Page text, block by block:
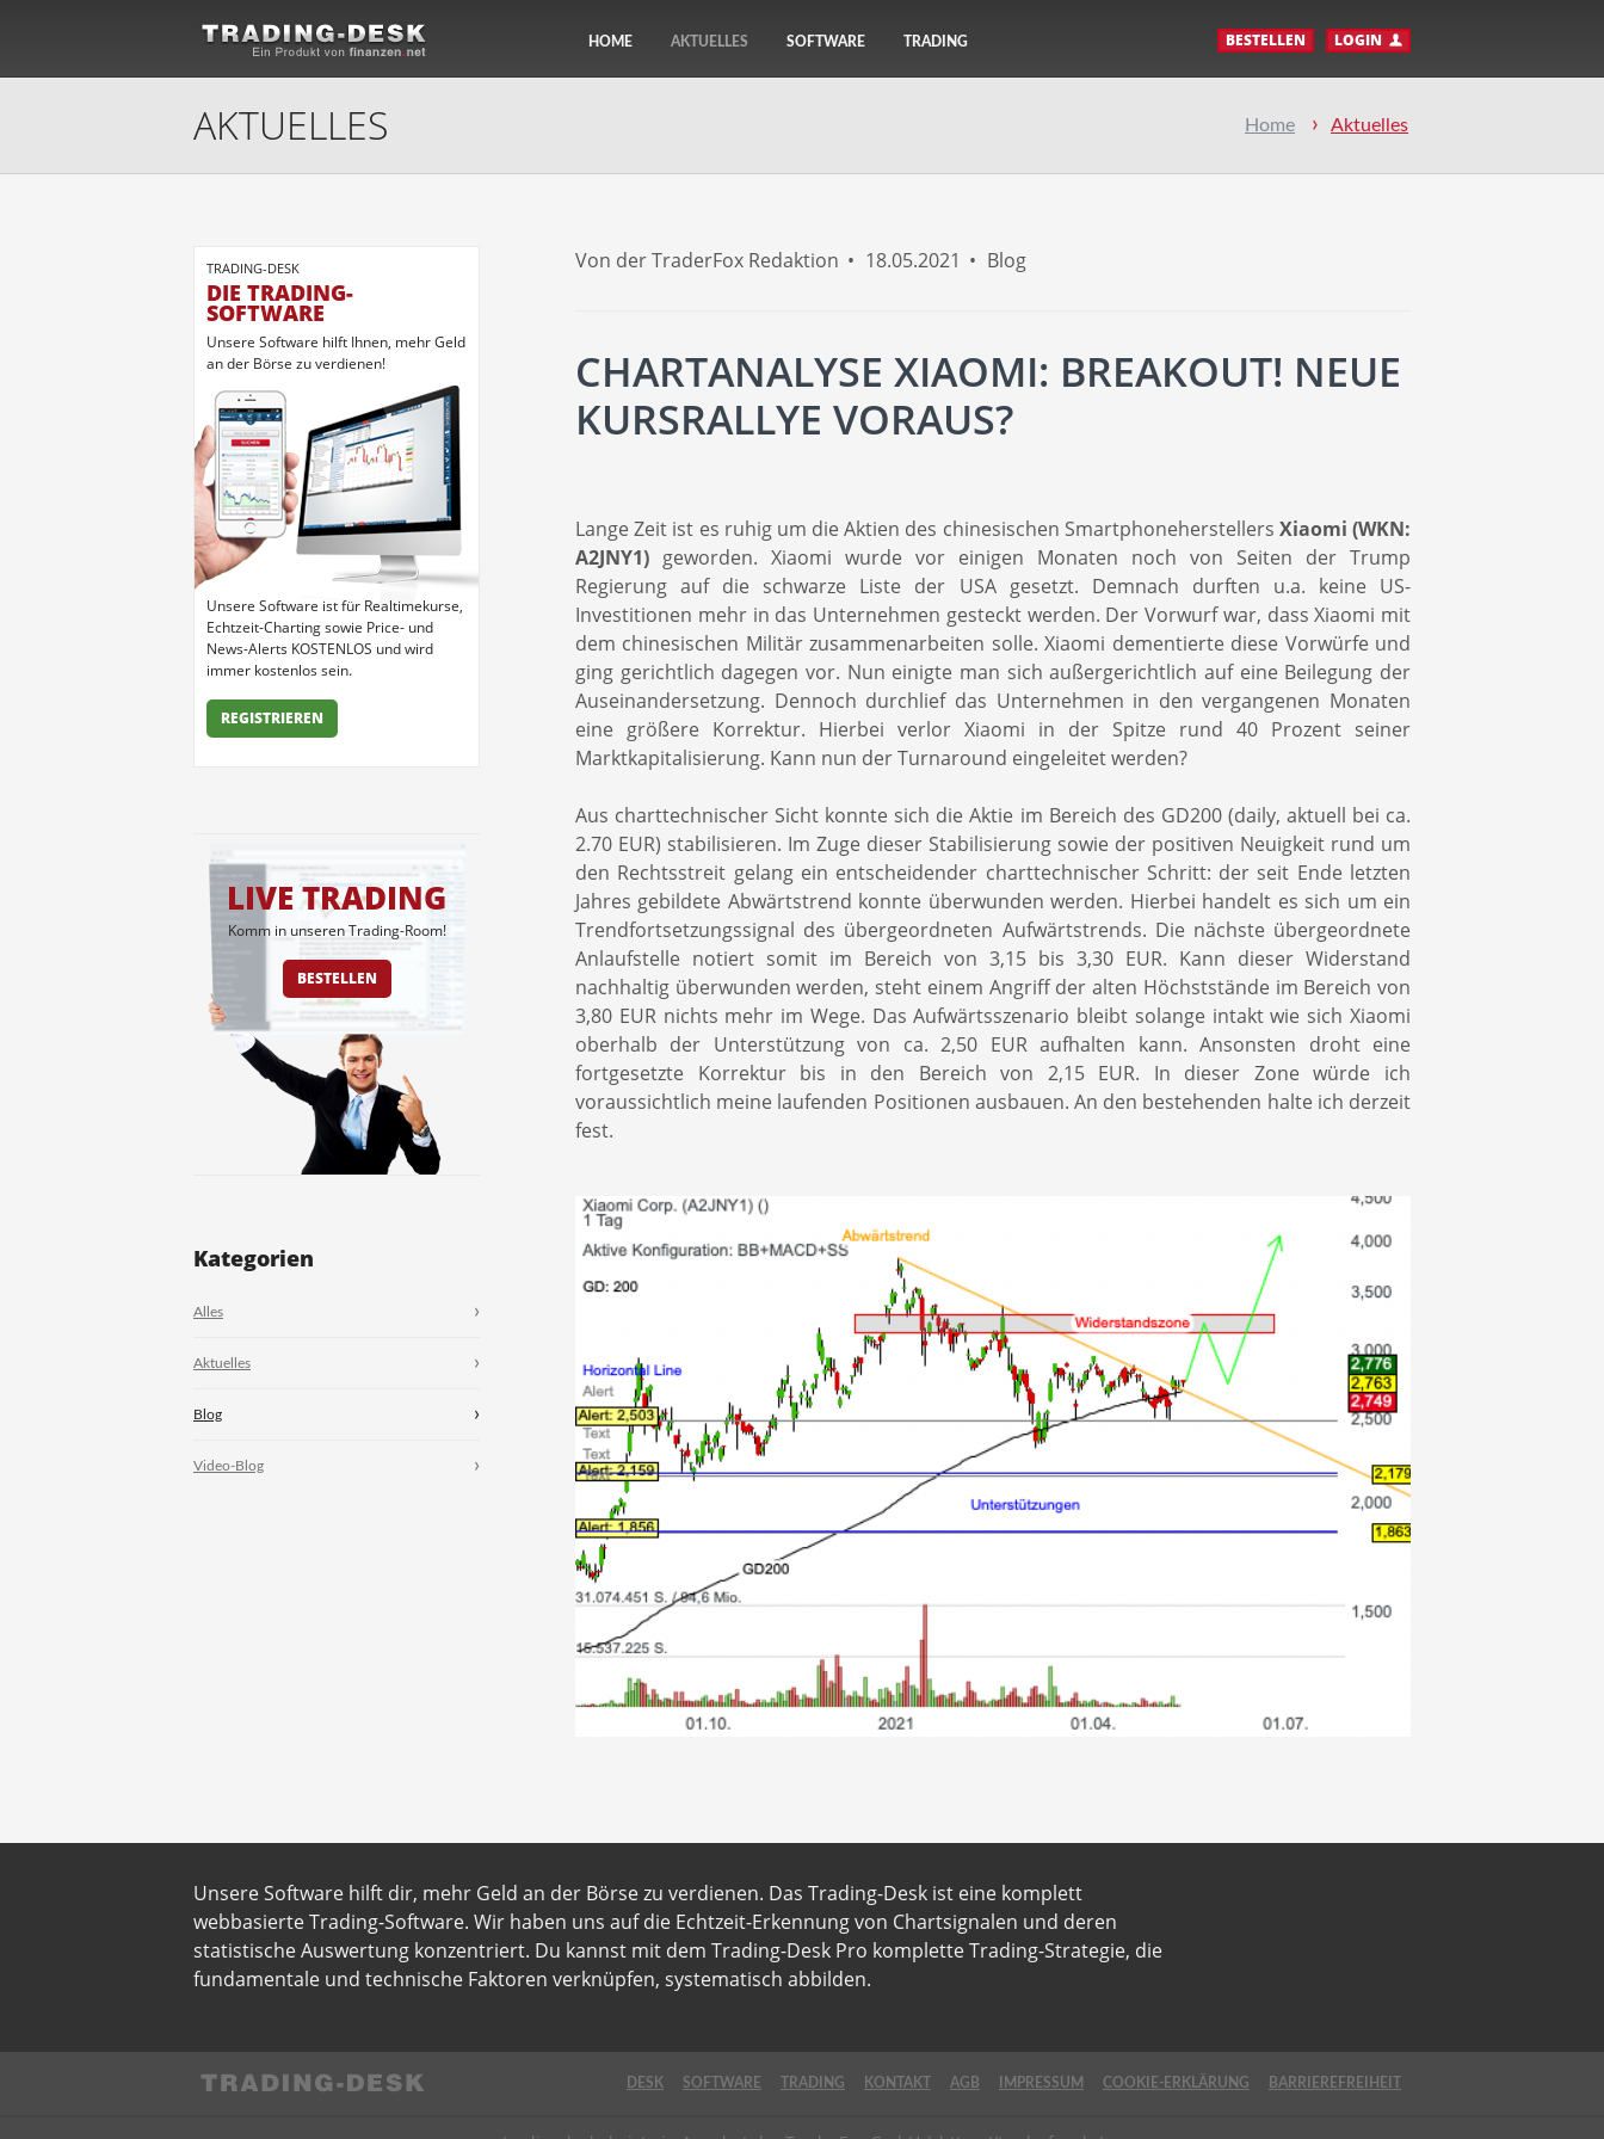
HOME AKTUELLES SOFTWARE TRADING BESTELLEN LOGIN
AKTUELLES Home Aktuelles
TRADING-DESK
DIE TRADING-
SOFTWARE
Unsere Software hilft Ihnen, mehr Geld
an der Börse zu verdienen!
Unsere Software ist für Realtimekurse,
Echtzeit-Charting sowie Price- und
News-Alerts KOSTENLOS und wird
immer kostenlos sein.
REGISTRIEREN
LIVE TRADING
Komm in unseren Trading-Room!
BESTELLEN
Kategorien
Alles
Aktuelles
Blog
Video-Blog
Von der TraderFox Redaktion 18.05.2021 Blog
CHARTANALYSE XIAOMI: BREAKOUT! NEUE
KURSRALLYE VORAUS?
Lange Zeit ist es ruhig um die Aktien des chinesischen Smartphoneherstellers Xiaomi (WKN:
A2JNY1) geworden. Xiaomi wurde vor einigen Monaten noch von Seiten der Trump
Regierung auf die schwarze Liste der USA gesetzt. Demnach durften u.a. keine US-
Investitionen mehr in das Unternehmen gesteckt werden. Der Vorwurf war, dass Xiaomi mit
dem chinesischen Militär zusammenarbeiten solle. Xiaomi dementierte diese Vorwürfe und
ging gerichtlich dagegen vor. Nun einigte man sich außergerichtlich auf eine Beilegung der
Auseinandersetzung. Dennoch durchlief das Unternehmen in den vergangenen Monaten
eine größere Korrektur. Hierbei verlor Xiaomi in der Spitze rund 40 Prozent seiner
Marktkapitalisierung. Kann nun der Turnaround eingeleitet werden?
Aus charttechnischer Sicht konnte sich die Aktie im Bereich des GD200 (daily, aktuell bei ca.
2.70 EUR) stabilisieren. Im Zuge dieser Stabilisierung sowie der positiven Neuigkeit rund um
den Rechtsstreit gelang ein entscheidender charttechnischer Schritt: der seit Ende letzten
Jahres gebildete Abwärtstrend konnte überwunden werden. Hierbei handelt es sich um ein
Trendfortsetzungssignal des übergeordneten Aufwärtstrends. Die nächste übergeordnete
Anlaufstelle notiert somit im Bereich von 3,15 bis 3,30 EUR. Kann dieser Widerstand
nachhaltig überwunden werden, steht einem Angriff der alten Höchststände im Bereich von
3,80 EUR nichts mehr im Wege. Das Aufwärtsszenario bleibt solange intakt wie sich Xiaomi
oberhalb der Unterstützung von ca. 2,50 EUR aufhalten kann. Ansonsten droht eine
fortgesetzte Korrektur bis in den Bereich von 2,15 EUR. In dieser Zone würde ich
voraussichtlich meine laufenden Positionen ausbauen. An den bestehenden halte ich derzeit
fest.
Unsere Software hilft dir, mehr Geld an der Börse zu verdienen. Das Trading-Desk ist eine komplett
webbasierte Trading-Software. Wir haben uns auf die Echtzeit-Erkennung von Chartsignalen und deren
statistische Auswertung konzentriert. Du kannst mit dem Trading-Desk Pro komplette Trading-Strategie, die
fundamentale und technische Faktoren verknüpfen, systematisch abbilden.
DESK SOFTWARE TRADING KONTAKT AGB IMPRESSUM COOKIE-ERKLÄRUNG BARRIEREFREIHEIT